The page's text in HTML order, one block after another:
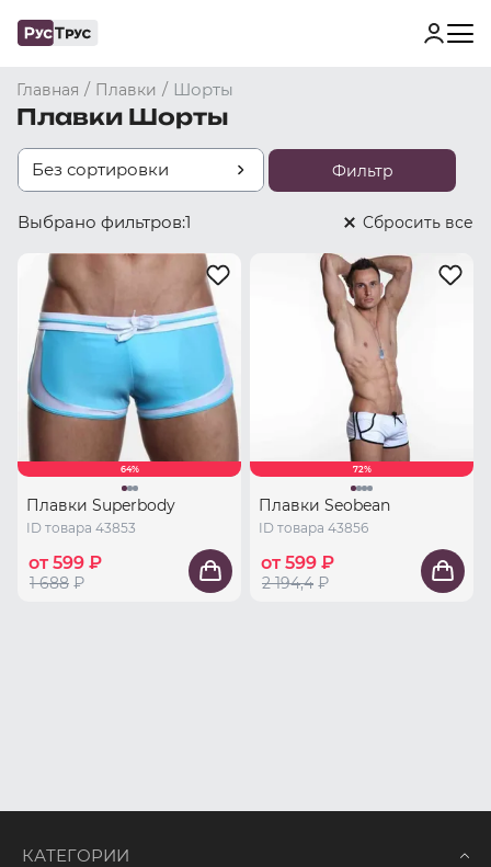
Главная / Плавки / Шорты
Плавки Шорты
Без сортировки Фильтр
Выбрано фильтров:1 Cбросить все
64%
Плавки Superbody
ID товара 43853
от 599 ₽
1 688 ₽
72%
Плавки Seobean
ID товара 43856
от 599 ₽
2 194,4 ₽
КАТЕГОРИИ